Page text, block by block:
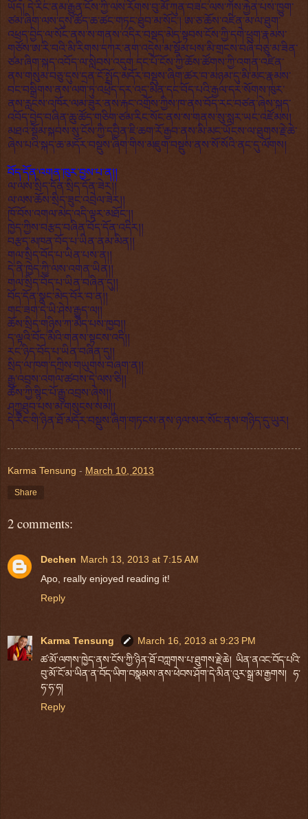
ཡོད། དེ་རིང་ནམ་རྒྱུན་ངོས་ཀྱི་ལས་རོགས་བུ་མོ་ཀུན་བཟང་ལས་ཀས་རྐྱེན་པས་ཁྱུག་
ཙམ་ཞིག་ལས་དུས་ཚོད་ཆ་ཚང་གཏང་ཐུབ་མ་སོང་། ཨ་ཅ་ཆོས་འཛིན་མ་ལ་ཐུག་
འཕྲད་བྱེད་ལ་སོང་ནས་ས་གནས་འདིར་བསྡད་མེད་སྟབས་ངོས་ཀྱི་དགེ་ཕྲུག་རྣམས་
གཙོས་ཨ་རི་བའི་མི་རིགས་དཀར་ནག་འདྲེས་མ་སྡོམ་པས་མི་གྲངས་བཞི་བཅུ་མ་ཟིན་
ཙམ་ཞིག་སྐད་འབོད་ལ་སླེབས་འདུག དང་པོ་ངོས་ཀྱི་ཆོས་ཚོགས་ཀྱི་འགན་འཛིན་
ནས་གསུམ་བཅུ་དུས་དྲན་ངོ་སྤྲོད་མདོར་བསྡུས་ཞིག་ཚར་བ་མཉམ་དུ་མི་མང་རྣམས་
བང་བསྒྲིགས་ནས་ལག་ཏུ་འཕྲེད་དར་འདྲ་མིན་དང་བོད་པའི་རྒྱལ་དར་སོགས་ཁུར་
ནས་རླངས་འཁོར་ལམ་ཟུར་ནས་རྐང་འགྲོས་ཀྱིས་ཁ་ནས་བོད་རང་བཙན་ཞེས་སྐད་
འབོད་བྱེད་བཞིན་ཆུ་ཚོད་གཅིག་ཙམ་རིང་སོང་ནས་ས་གནས་སུ་སླར་ཡང་འཛོམས།
མཐའ་སྡོམ་སྐབས་སུ་ངོས་ཀྱི་དབྱིན་ཇི་ཆག་རོ་རྒྱབ་ནས་མི་མང་ཡོངས་ལ་ཐུགས་རྗེ་ཆེ་
ཞེས་པའི་སྐད་ཆ་མདོར་བསྡུས་ཞིག་གིས་མཇུག་བསྡུས་ནས་སོ་སོའི་ནང་དུ་ལོགས།
བོད་དོན་འགན་ཁུར་བྱས་པ་ན།།
ལ་ལས་སྲིད་དོན་སྲིད་དོན་ཟེར།།
ལ་ལས་ཆོས་སྲིད་ཟུང་འབྲེལ་ཟེར།།
ཁོ་བོས་འགལ་མེད་འདི་ལྟར་མཐོང་།།
ཁྱེད་ཀྱིས་བརྩད་བཞིན་བོད་དོན་འདིར།།
བརྩད་མཁན་བོད་པ་ཡིན་ནམ་མིན།།
གལ་སྲིད་བོད་པ་ཡིན་པས་ན།།
དེ་ནི་ཁྱེད་ཀྱི་ལས་འགན་ཡིན།།
གལ་སྲིད་བོད་པ་ཡིན་བཞིན་དུ།།
བོད་དོན་སྣང་མེད་བོར་བ་ན།།
གང་ཟག་དེ་ཡི་ཤེས་རྒྱུད་ལ།།
ཆོས་སྲིད་གཉིས་ཀ་མེད་པས་ཁྱབ།།
ད་ལྟའི་བོད་མིའི་གནས་སྟངས་འདི།།
རང་ཉིད་བོད་པ་ཡིན་བཞིན་དུ།།
སྲིད་ལ་ཁག་དཀྲིས་གཡུགས་བཞག་ན།།
རྒྱུ་འབྲས་འགལ་ཚབས་དེ་ལས་ཅི།།
ཆོས་ཀྱི་སྙིང་པོ་རྒྱུ་འབྲས་ཞེས།།
ཤཀྱཱཐུབ་པས་མ་གསུངས་སམ།།
དེ་རིང་གི་ཉིན་ཐོ་མདོར་བསྡུས་ཞིག་གཏངས་ནས་ཉལ་སར་སོང་ནས་གཉིད་དུ་ཡུར།
Karma Tensung - March 10, 2013
Share
2 comments:
Dechen March 13, 2013 at 7:15 AM
Apo, really enjoyed reading it!
Reply
Karma Tensung
March 16, 2013 at 9:23 PM
ཚ་མོ་ལགས་ཁྱེད་ནས་ངོས་ཀྱི་ཉིན་ཐོ་བཀླགས་པ་ཐུགས་རྗེ་ཆེ། ཡིན་ནའང་བོད་པའི་
བུ་མོ་ངོ་མ་ཡིན་ན་བོད་ཡིག་བསྣམས་ནས་ཕེབས་ཤོག་དེ་མིན་འུར་སྒྲ་མ་རྒྱགས། ཧ་
ཧ་ཧ་ཧ།
Reply